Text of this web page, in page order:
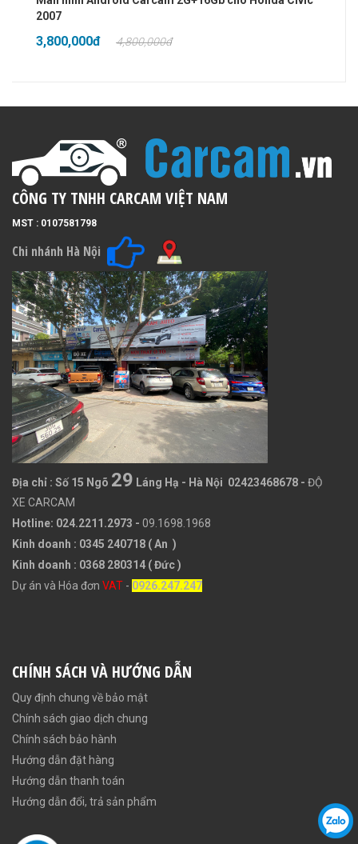
2007
3,800,000đ 4,800,000đ
CÔNG TY TNHH CARCAM VIỆT NAM
MST : 0107581798
Chi nhánh Hà Nội
Địa chỉ : Số 15 Ngõ 29 Láng Hạ - Hà Nội 02423468678 - ĐỘ
XE CARCAM
Hotline: 024.2211.2973 - 09.1698.1968
Kinh doanh : 0345 240718 ( An )
Kinh doanh : 0368 280314 ( Đức )
Dự án và Hóa đơn VAT - 0926.247.247
CHÍNH SÁCH VÀ HƯỚNG DẪN
Quy định chung về bảo mật
Chính sách giao dịch chung
Chính sách bảo hành
Hướng dẫn đặt hàng
Hướng dẫn thanh toán
Hướng dẫn đổi, trả sản phẩm